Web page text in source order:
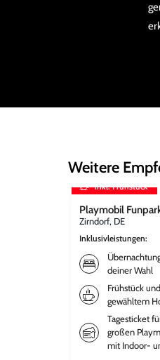
Weitere
inkl. Frühstück
Playmobil
Zirndorf, DE
Inklusivleistungen:
deiner Wahl
Frühstück
gewähltem
Tagesticket
großen
mit Indoor-